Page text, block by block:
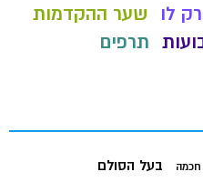
לו
שער ההקדמות
תרפים
חכמה בעל הסולם